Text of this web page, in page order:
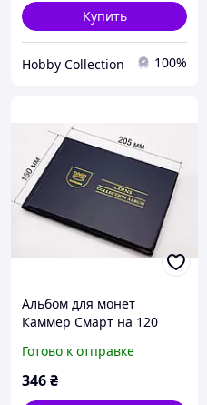
Купить
Hobby Collection 100%
Альбом для монет
Каммер Смарт на 120
Smart 120
Готово к отправке
346₴